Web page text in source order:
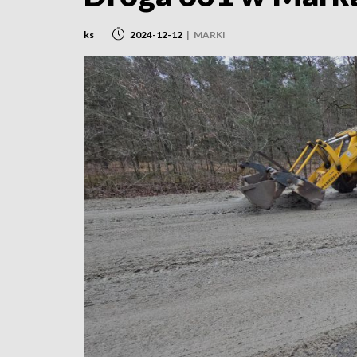
ks 2024-12-12 | MARKI